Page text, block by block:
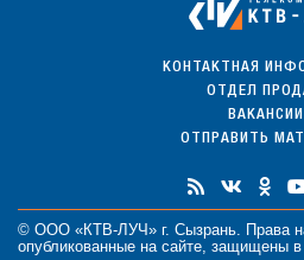
КОНТАКТНАЯ
ОТДЕЛ
ВАКАНСИИ
ОТПРАВИТЬ
© ООО «КТВ-ЛУЧ» г. Сызрань. Права
опубликованные на сайте, защищены в